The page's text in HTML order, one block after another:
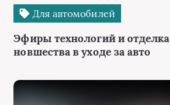
Для автомобилей
Эфиры технологий и
новшества в уходе за авто